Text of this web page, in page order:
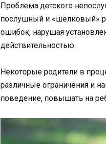
Проблема детского
послушный и «шелковый»
ошибок, нарушая
действительностью.
Некоторые родители в
различные ограничения и
поведение, повышать на